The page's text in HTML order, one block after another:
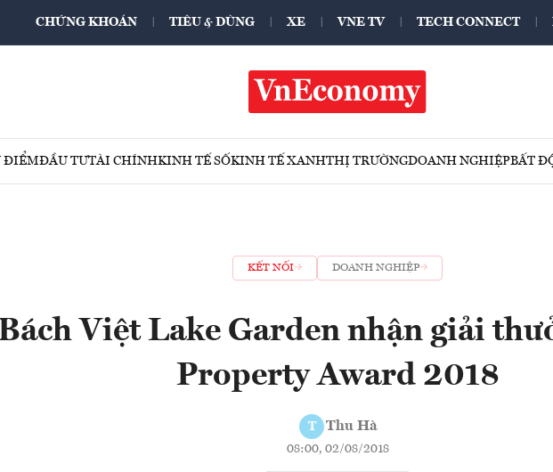
CHỨNG KHOÁN TIÊU & DÙNG XE VNE TV TECH CONNECT
ĐIỂMĐẦU TƯTÀI CHÍNHKINH TẾ SỐKINH TẾ XANHTHỊ TRƯỜNGDOANH NGHIỆPBẤT
KẾT NỐI DOANH NGHIỆP
Việt Lake Garden nhận giải
Property Award 2018
T Thu Hà
08:00, 02/08/2018